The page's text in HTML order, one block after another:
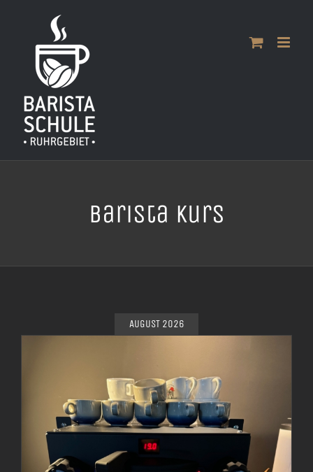
springen
Barista Kurs
AUGUST 2026